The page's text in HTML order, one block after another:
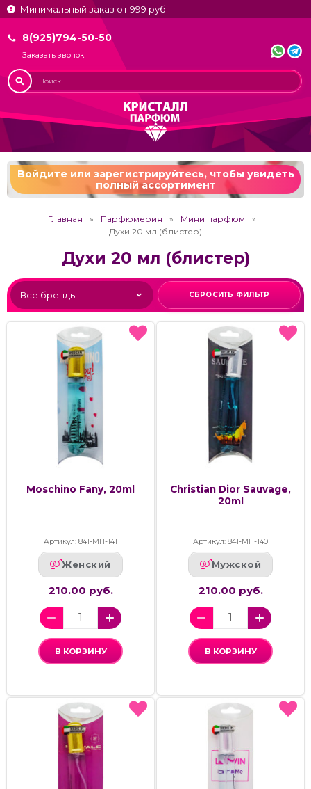
Минимальный заказ от 999 руб.
8(925)794-50-50
Заказать звонок
Войдите или зарегистрируйтесь,чтобы увидеть
полный ассортимент
Главная Парфюмерия
Мини парфюм
Духи 20 мл (блистер)
Духи 20 мл (блистер)
СБРОСИТЬ ФИЛЬТР
Moschino Fany, 20ml
Артикул: 841-МП-141
Женский
210.00 руб.
В КОРЗИНУ
Christian Dior Sauvage,
20ml
Артикул: 841-МП-140
Мужской
210.00 руб.
В КОРЗИНУ